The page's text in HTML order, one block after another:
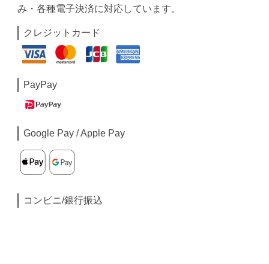
み・各種電子決済に対応しています。
クレジットカード
PayPay
Google Pay / Apple Pay
コンビニ/銀行振込